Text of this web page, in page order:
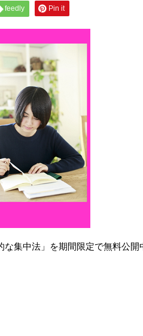
feedly Pin it
集中法」を期間限定で無料公開